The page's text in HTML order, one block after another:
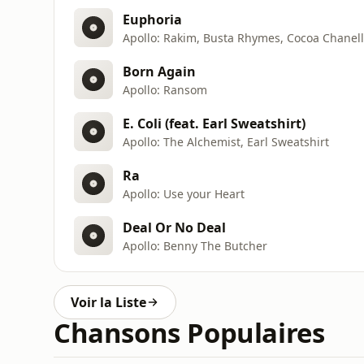
Euphoria
Apollo: Rakim, Busta Rhymes, Cocoa
Born Again
Apollo: Ransom
E. Coli (feat. Earl Sweatshirt)
Apollo: The Alchemist, Earl Sweatshirt
Ra
Apollo: Use your Heart
Deal Or No Deal
Apollo: Benny The Butcher
Voir la Liste
Chansons Populaires